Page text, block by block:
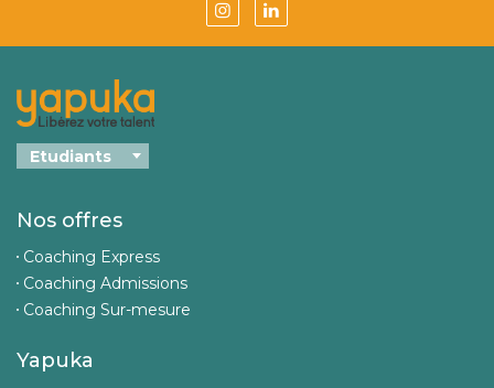
Nos offres
Coaching Express
Coaching Admissions
Coaching Sur-mesure
Yapuka